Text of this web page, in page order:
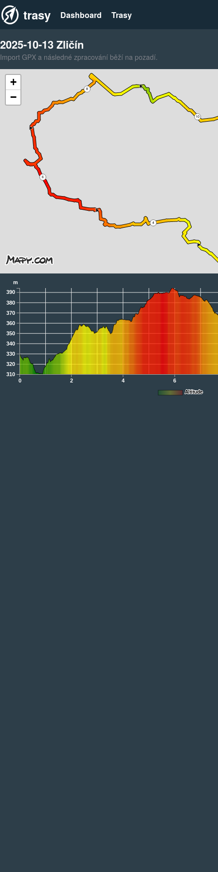
trasy Dashboard Trasy
2025-10-13 Zličín
Import GPX a následné zpracování běží na pozadí.
8
4
6
10
+
−
0 2 4 6
310
320
330
340
350
360
370
380
390
m
Altitude